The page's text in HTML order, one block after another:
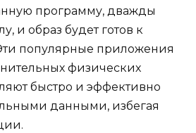
программу, дважды
и образ будет готов к
популярные приложения
физических
быстро и эффективно
данными, избегая